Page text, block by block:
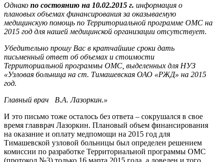
Однако по состоянию на 10.02.2015 г. информация о
плановых объемах финансирования за оказываемую
медицинскую помощь по Территориальной программе ОМС на
2015 год для нашей медицинской организации отсутствует.
Убедительно прошу Вас в кратчайшие сроки дать
письменный ответ об объемах и стоимости
Территориальной программы ОМС, выделенных для НУЗ
«Узловая больница на ст. Тимашевская ОАО «РЖД» на 2015
год.
Главный врач В.А. Лазоркин.»
И это письмо тоже осталось без ответа – сокрушался в свое
время главврач Лазоркин. Плановый объем финансирования
на оказание и оплату медпомощи на 2015 год для
Тимашевской узловой больницы был определен решением
комиссии по разработке Территориальной программы ОМС
(протокол №3) только 16 марта 2015 года, а доведен и того